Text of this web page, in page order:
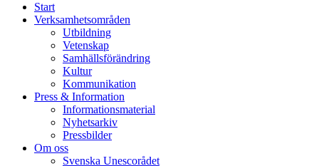
Start
Verksamhetsområden
Utbildning
Vetenskap
Samhällsförändring
Kultur
Kommunikation
Press & Information
Informationsmaterial
Nyhetsarkiv
Pressbilder
Om oss
Svenska Unescorådet